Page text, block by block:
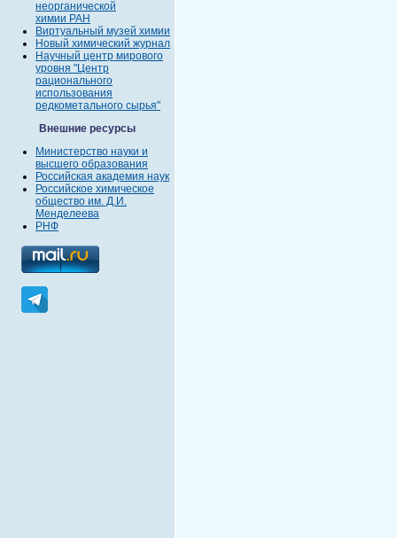
неорганической
химии РАН
Виртуальный музей химии
Новый химический журнал
Научный центр мирового
уровня "Центр
рационального
использования
редкометального сырья"
Внешние ресурсы
Министерство науки и
высшего образования
Российская академия наук
Российское химическое
общество им. Д.И.
Менделеева
РНФ